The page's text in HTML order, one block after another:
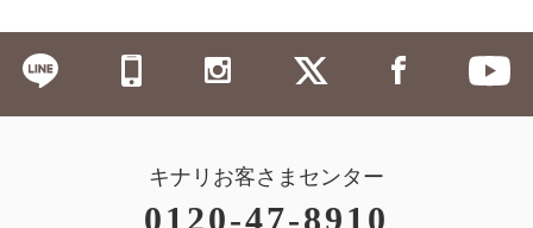
キナリお客さまセンター
0120-47-8910